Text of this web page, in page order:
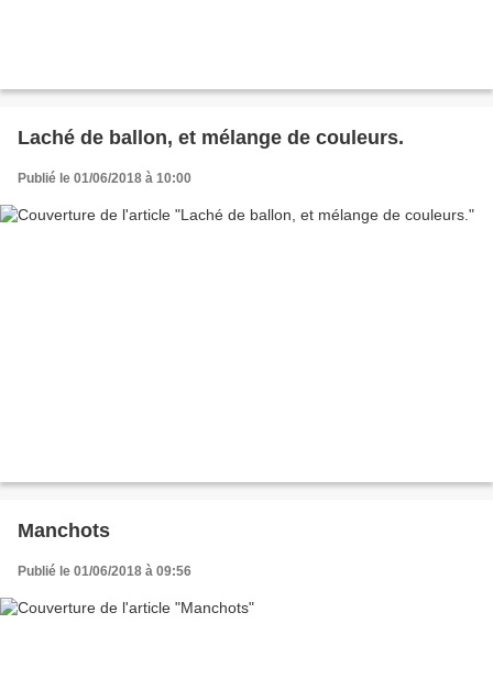
Laché de ballon, et mélange de couleurs.
Publié le 01/06/2018 à 10:00
Manchots
Publié le 01/06/2018 à 09:56